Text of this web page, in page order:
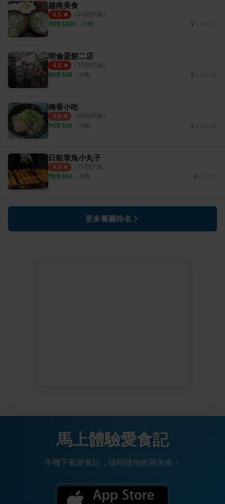
越南美食
4.5 （ 10則評論）
均消 $100 ・ 小吃 1.43公里
明倫蛋餅二店
4.8 （ 10則評論）
均消 $40 ・ 小吃 1.55公里
梅香小吃
3.6 （ 28則評論）
均消 $90 ・ 小吃 2.12公里
日船章魚小丸子
4.3 （ 25則評論）
均消 $50 ・ 小吃 1.7公里
更多餐廳排名
馬上體驗愛食記
手機下載愛食記，隨時隨地收藏美食！